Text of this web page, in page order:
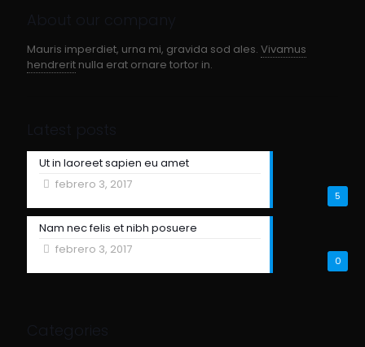
About our company
Mauris imperdiet, urna mi, gravida sod ales. Vivamus
hendrerit nulla erat ornare tortor in.
Latest posts
5
Ut in laoreet sapien eu amet
febrero 3, 2017
0
Nam nec felis et nibh posuere
febrero 3, 2017
Categories